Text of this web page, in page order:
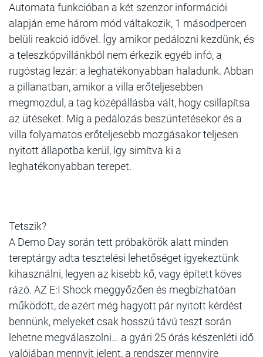
Automata funkcióban a két szenzor információi
alapján eme három mód váltakozik, 1 másodpercen
belüli reakció idővel. Így amikor pedálozni kezdünk, és
a teleszkópvillánkból nem érkezik egyéb infó, a
rugóstag lezár: a leghatékonyabban haladunk. Abban
a pillanatban, amikor a villa erőteljesebben
megmozdul, a tag középállásba vált, hogy csillapítsa
az ütéseket. Míg a pedálozás beszüntetésekor és a
villa folyamatos erőteljesebb mozgásakor teljesen
nyitott állapotba kerül, így simítva ki a
leghatékonyabban terepet.
Tetszik?
A Demo Day során tett próbakörök alatt minden
tereptárgy adta tesztelési lehetőséget igyekeztünk
kihasználni, legyen az kisebb kő, vagy épített köves
rázó. AZ E:I Shock meggyőzően és megbízhatóan
működött, de azért még hagyott pár nyitott kérdést
bennünk, melyeket csak hosszú távú teszt során
lehetne megválaszolni… a gyári 25 órás készenléti idő
valójában mennyit jelent, a rendszer mennyire